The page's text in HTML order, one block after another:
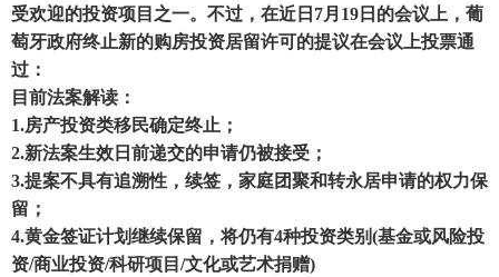
受欢迎的投资项目之一。不过，在近日7月19日的会议上，葡
萄牙政府终止新的购房投资居留许可的提议在会议上投票通
过：
目前法案解读 ：
1.房产投资类移民确定终止；
2.新法案生效日前递交的申请仍被接受；
3.提案不具有追溯性，续签，家庭团聚和转永居申请的权力保
留；
4.黄金签证计划继续保留，将仍有4种投资类别(基金或风险投
资/商业投资/科研项目/文化或艺术捐赠)